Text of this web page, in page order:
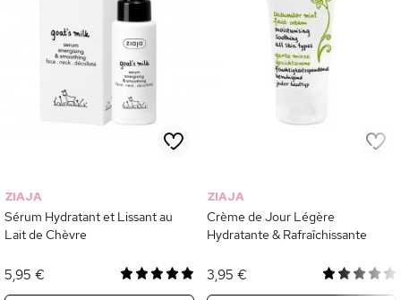
ZIAJA
Sérum Hydratant et Lissant au
Lait de Chèvre
5,95 €
ZIAJA
Crème de Jour Légère
Hydratante & Rafraîchissante
3,95 €